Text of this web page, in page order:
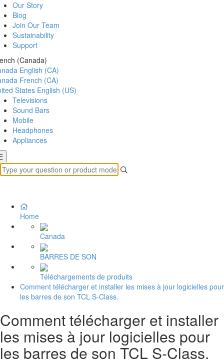
Our Story
Blog
Join Our Team
Sustainability
Support
(Canada)
English (CA)
French (CA)
States English (US)
Televisions
Sound Bars
Mobile
Headphones
Appliances
Home
Canada
BARRES DE SON
Téléchargements de produits
Comment télécharger et installer les mises à jour logicielles pour
les barres de son TCL S-Class.
Comment télécharger et installer
les mises à jour logicielles pour
les barres de son TCL S-Class.